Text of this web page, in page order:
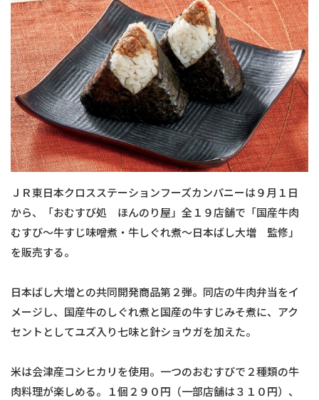
ＪＲ東日本クロスステーションフーズカンパニーは９月１日
から、「おむすび処 ほんのり屋」全１９店舗で「国産牛肉
むすび～牛すじ味噌煮・牛しぐれ煮～日本ばし大増 監修」
を販売する。
日本ばし大増との共同開発商品第２弾。同店の牛肉弁当をイ
メージし、国産牛のしぐれ煮と国産の牛すじみそ煮に、アク
セントとしてユズ入り七味と針ショウガを加えた。
米は会津産コシヒカリを使用。一つのおむすびで２種類の牛
肉料理が楽しめる。１個２９０円（一部店舗は３１０円）、